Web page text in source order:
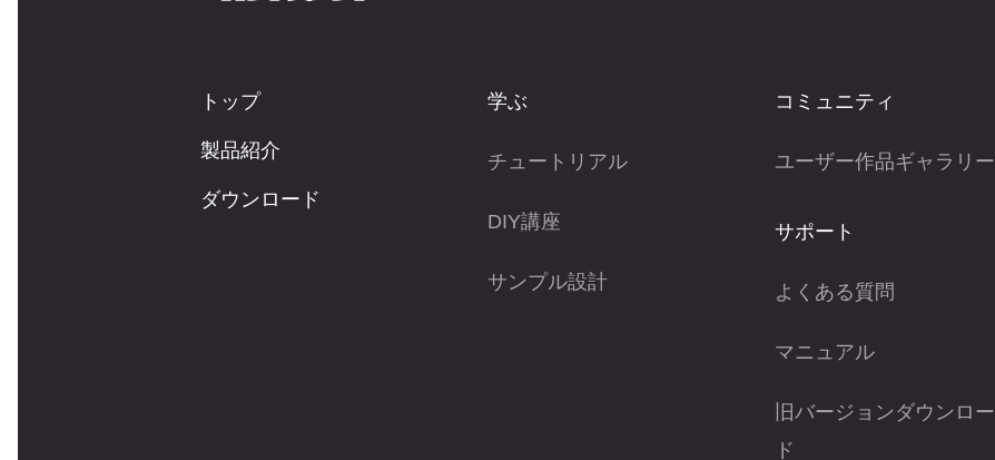
トップ
製品紹介
ダウンロード
学ぶ
チュートリアル
DIY講座
サンプル設計
コミュニティ
ユーザー作品ギャラリー
サポート
よくある質問
マニュアル
旧バージョンダウンロー
ド